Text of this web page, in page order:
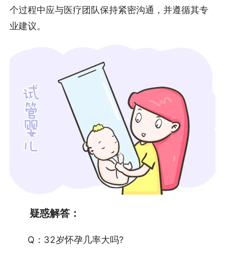
个过程中应与医疗团队保持紧密沟通，并遵循其专
业建议。
疑惑解答：
Q：32岁怀孕几率大吗?